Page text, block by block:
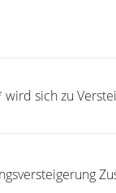
sich zu